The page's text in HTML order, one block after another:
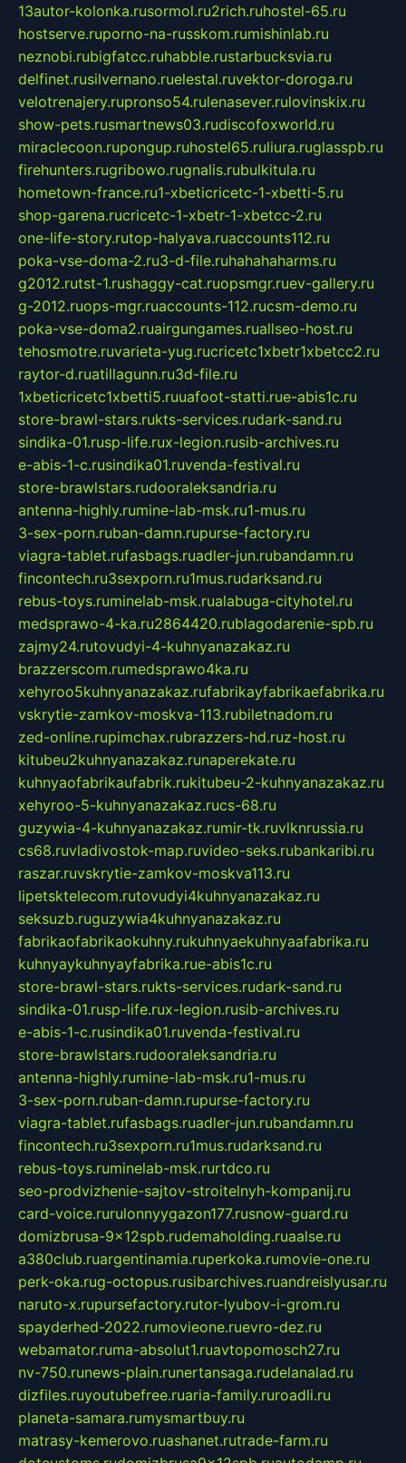
13autor-kolonka.rusormol.ru2rich.ruhostel-65.ru
hostserve.ruporno-na-russkom.rumishinlab.ru
neznobi.rubigfatcc.ruhabble.rustarbucksvia.ru
delfinet.rusilvernano.ruelestal.ruvektor-doroga.ru
velotrenajery.rupronso54.rulenasever.rulovinskix.ru
show-pets.rusmartnews03.rudiscofoxworld.ru
miraclecoon.rupongup.ruhostel65.ruliura.ruglasspb.ru
firehunters.rugribowo.rugnalis.rubulkitula.ru
hometown-france.ru1-xbeticricetc-1-xbetti-5.ru
shop-garena.rucricetc-1-xbetr-1-xbetcc-2.ru
one-life-story.rutop-halyava.ruaccounts112.ru
poka-vse-doma-2.ru3-d-file.ruhahahaharms.ru
g2012.rutst-1.rushaggy-cat.ruopsmgr.ruev-gallery.ru
g-2012.ruops-mgr.ruaccounts-112.rucsm-demo.ru
poka-vse-doma2.ruairgungames.ruallseo-host.ru
tehosmotre.ruvarieta-yug.rucricetc1xbetr1xbetcc2.ru
raytor-d.ruatillagunn.ru3d-file.ru
1xbeticricetc1xbetti5.ruuafoot-statti.rue-abis1c.ru
store-brawl-stars.rukts-services.rudark-sand.ru
sindika-01.rusp-life.rux-legion.rusib-archives.ru
e-abis-1-c.rusindika01.ruvenda-festival.ru
store-brawlstars.rudooraleksandria.ru
antenna-highly.rumine-lab-msk.ru1-mus.ru
3-sex-porn.ruban-damn.rupurse-factory.ru
viagra-tablet.rufasbags.ruadler-jun.rubandamn.ru
fincontech.ru3sexporn.ru1mus.rudarksand.ru
rebus-toys.ruminelab-msk.rualabuga-cityhotel.ru
medsprawo-4-ka.ru2864420.rublagodarenie-spb.ru
zajmy24.rutovudyi-4-kuhnyanazakaz.ru
brazzerscom.rumedsprawo4ka.ru
xehyroo5kuhnyanazakaz.rufabrikayfabrikaefabrika.ru
vskrytie-zamkov-moskva-113.rubiletnadom.ru
zed-online.rupimchax.rubrazzers-hd.ruz-host.ru
kitubeu2kuhnyanazakaz.runaperekate.ru
kuhnyaofabrikaufabrik.rukitubeu-2-kuhnyanazakaz.ru
xehyroo-5-kuhnyanazakaz.rucs-68.ru
guzywia-4-kuhnyanazakaz.rumir-tk.ruvlknrussia.ru
cs68.ruvladivostok-map.ruvideo-seks.rubankaribi.ru
raszar.ruvskrytie-zamkov-moskva113.ru
lipetsktelecom.rutovudyi4kuhnyanazakaz.ru
seksuzb.ruguzywia4kuhnyanazakaz.ru
fabrikaofabrikaokuhny.rukuhnyaekuhnyaafabrika.ru
kuhnyaykuhnyayfabrika.rue-abis1c.ru
store-brawl-stars.rukts-services.rudark-sand.ru
sindika-01.rusp-life.rux-legion.rusib-archives.ru
e-abis-1-c.rusindika01.ruvenda-festival.ru
store-brawlstars.rudooraleksandria.ru
antenna-highly.rumine-lab-msk.ru1-mus.ru
3-sex-porn.ruban-damn.rupurse-factory.ru
viagra-tablet.rufasbags.ruadler-jun.rubandamn.ru
fincontech.ru3sexporn.ru1mus.rudarksand.ru
rebus-toys.ruminelab-msk.rurtdco.ru
seo-prodvizhenie-sajtov-stroitelnyh-kompanij.ru
card-voice.rurulonnyygazon177.rusnow-guard.ru
domizbrusa-9x12spb.rudemaholding.ruaalse.ru
a380club.ruargentinamia.ruperkoka.rumovie-one.ru
perk-oka.rug-octopus.rusibarchives.ruandreislyusar.ru
naruto-x.rupursefactory.rutor-lyubov-i-grom.ru
spayderhed-2022.rumovieone.ruevro-dez.ru
webamator.ruma-absolut1.ruavtopomosch27.ru
nv-750.runews-plain.runertansaga.rudelanalad.ru
dizfiles.ruyoutubefree.ruaria-family.ruroadli.ru
planeta-samara.rumysmartbuy.ru
matrasy-kemerovo.ruashanet.rutrade-farm.ru